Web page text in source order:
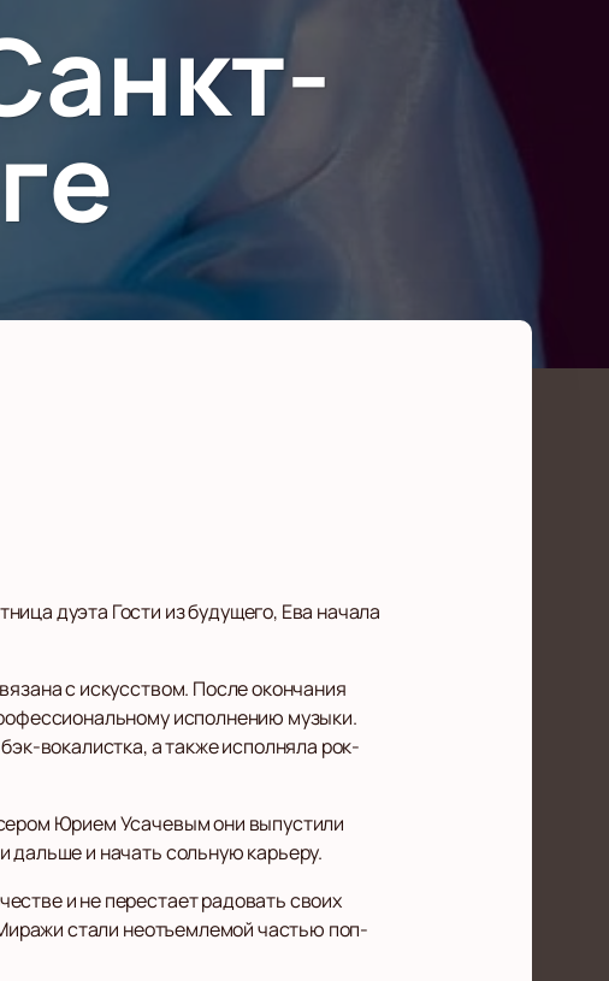
дуэта Гости из будущего, Ева начала
с искусством. После окончания
исполнению музыки.
вокалистка, а также исполняла рок-
Юрием Усачевым они выпустили
дальше и начать сольную карьеру.
и не перестает радовать своих
стали неотъемлемой частью поп-